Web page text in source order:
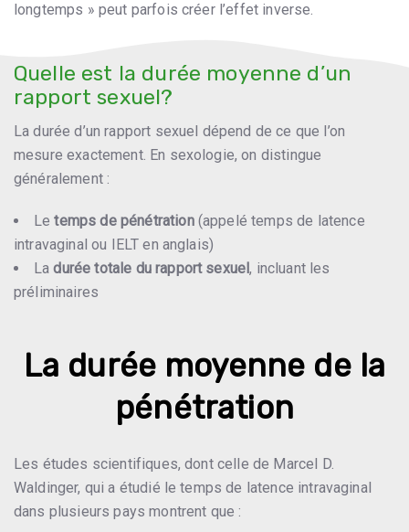
longtemps » peut parfois créer l’effet inverse.
Quelle est la durée moyenne d’un
rapport sexuel?
La durée d’un rapport sexuel dépend de ce que l’on
mesure exactement. En sexologie, on distingue
généralement :
Letemps de pénétration(appelé temps de latence
intravaginal ou IELT en anglais)
Ladurée totale du rapport sexuel, incluant les
préliminaires
La durée moyenne de la
pénétration
Les études scientifiques, dont celle de Marcel D.
Waldinger, qui a étudié le temps de latence intravaginal
dans plusieurs pays montrent que :